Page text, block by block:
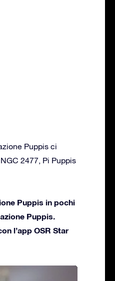
Puppis ci
2477, Pi Puppis
Puppis in pochi
Puppis.
l’app OSR Star